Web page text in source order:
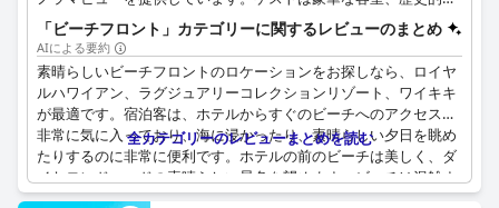
魅力、有名なマイタイバー、そして複数のプールへのアクセスを
楽しめます。
「ビーチフロント」カテゴリーに関するレビューのまとめ
AIによる要約
素晴らしいビーチフロントのロケーションをお探しなら、ロイヤ
ルハワイアン、ラグジュアリーコレクションリゾート、ワイキキ
が最適です。宿泊客は、ホテルからすぐのビーチへのアクセスを
非常に気に入っており、海に浸かったり、素晴らしい夕日を眺め
たりするのに非常に便利です。ホテルの前のビーチは美しく、ダ
イヤモンドヘッドの素晴らしい景色を望めます。ビーチは混雑す
ることがありますが、宿泊客は、砂浜の一等地やビーチフロント
全カテゴリーのレビューまとめを読む